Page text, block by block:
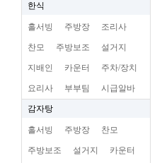
한식
홀서빙 주방장 조리사
찬모 주방보조 설거지
지배인 카운터 주차/장치
요리사 부부팀 시급알바
감자탕
홀서빙 주방장 찬모
주방보조 설거지 카운터